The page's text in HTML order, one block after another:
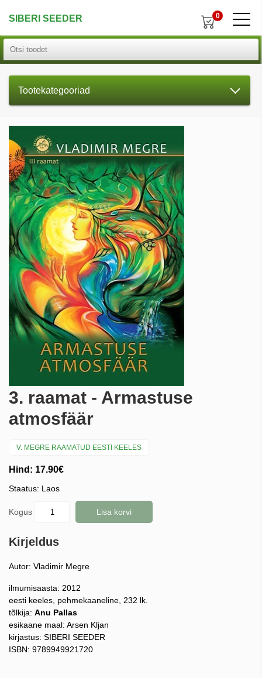
SIBERI SEEDER 0
Tootekategooriad
3. raamat - Armastuse
atmosfäär
V. MEGRE RAAMATUD EESTI KEELES
Hind: 17.90€
Staatus: Laos
Kogus Lisa korvi
Kirjeldus
Autor: Vladimir Megre
ilmumisaasta: 2012
eesti keeles, pehmekaaneline, 232 lk.
tõlkija: Anu Pallas
esikaane maal: Arsen Kljan
kirjastus: SIBERI SEEDER
ISBN: 9789949921720